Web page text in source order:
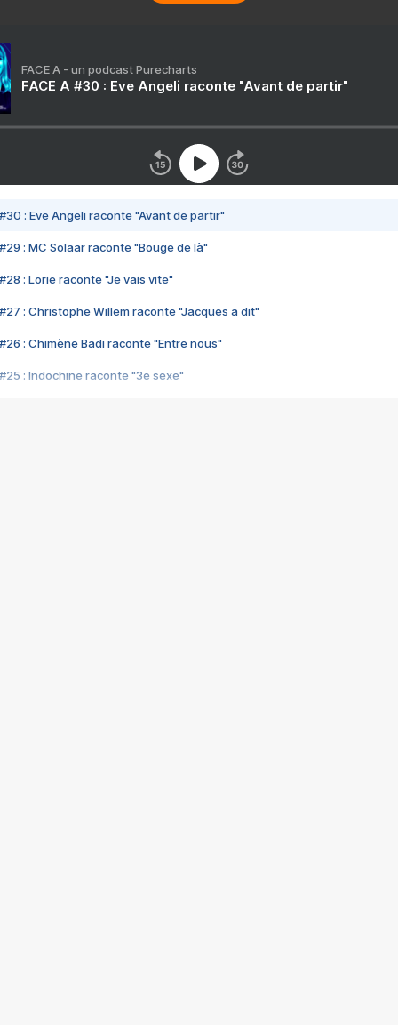
FACE A - un podcast Purecharts
FACE A #30 : Eve Angeli raconte "Avant de partir"
#30 : Eve Angeli raconte "Avant de partir"
#29 : MC Solaar raconte "Bouge de là"
#28 : Lorie raconte "Je vais vite"
#27 : Christophe Willem raconte "Jacques a dit"
#26 : Chimène Badi raconte "Entre nous"
#25 : Indochine raconte "3e sexe"